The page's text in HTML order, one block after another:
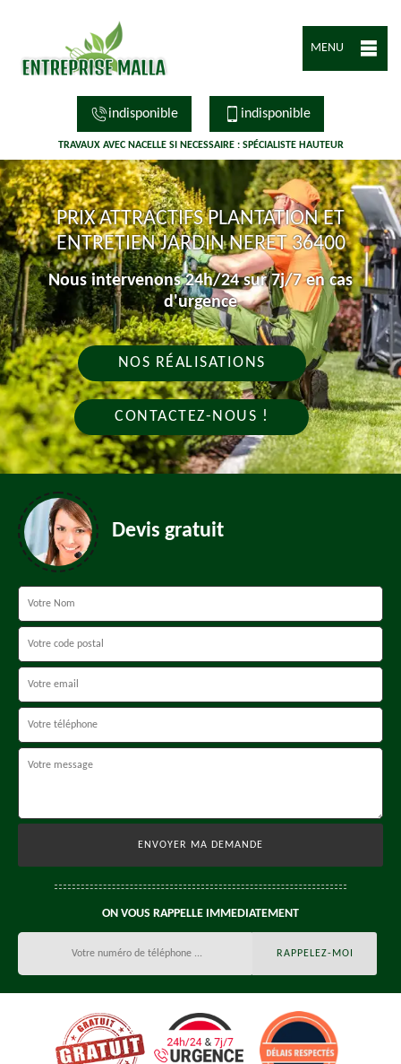
MENU
indisponible indisponible
TRAVAUX AVEC NACELLE SI NECESSAIRE : SPÉCIALISTE HAUTEUR
PRIX ATTRACTIFS PLANTATION ET
ENTRETIEN JARDIN NERET 36400
Nous intervenons 24h/24 sur 7j/7 en cas
d'urgence
NOS RÉALISATIONS
CONTACTEZ-NOUS !
Devis gratuit
ON VOUS RAPPELLE IMMEDIATEMENT